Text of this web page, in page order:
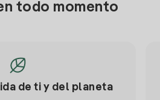
todo momento
de ti y del planeta